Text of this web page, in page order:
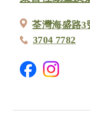
荃灣海盛路
3704 7782